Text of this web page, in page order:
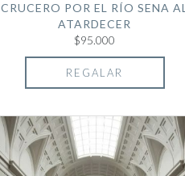
CRUCERO POR EL RÍO SENA AL
ATARDECER
$95.000
REGALAR